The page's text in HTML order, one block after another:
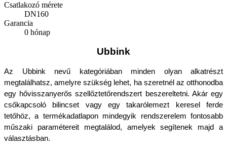
Csatlakozó mérete
DN160
Garancia
0 hónap
Ubbink
Az Ubbink nevű kategóriában minden olyan alkatrészt
megtalálhatsz, amelyre szükség lehet, ha szeretnél az otthonodba
egy hővisszanyerős szellőztetőrendszert beszereltetni. Akár egy
csőkapcsoló bilincset vagy egy takarólemezt keresel ferde
tetőhöz, a termékadatlapon mindegyik rendszerelem fontosabb
műszaki paramétereit megtalálod, amelyek segítenek majd a
választásban.